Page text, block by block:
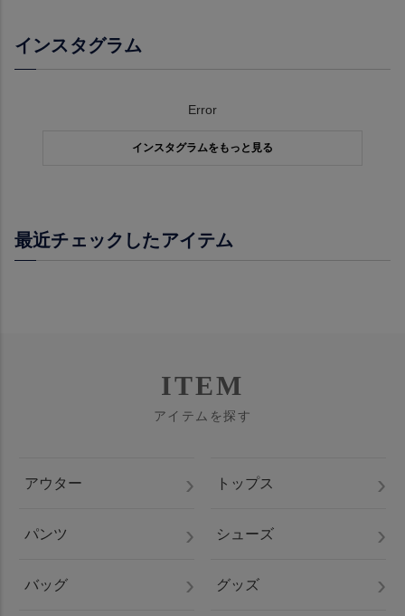
インスタグラム
Error
インスタグラムをもっと見る
最近チェックしたアイテム
ITEM
アイテムを探す
アウター トップス
パンツ シューズ
バッグ グッズ